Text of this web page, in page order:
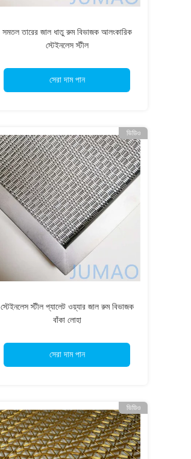
সমতল তারের জাল ধাতু রুম বিভাজক আলংকারিক
স্টেইনলেস স্টীল
সেরা দাম পান
ভিডিও
স্টেইনলেস স্টীল প্যালেট ওয়্যার জাল রুম বিভাজক
বাঁকা লোহা
সেরা দাম পান
ভিডিও